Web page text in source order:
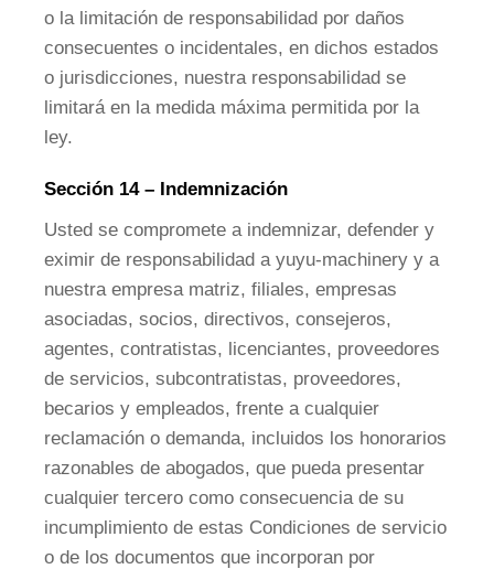
o la limitación de responsabilidad por daños
consecuentes o incidentales, en dichos estados
o jurisdicciones, nuestra responsabilidad se
limitará en la medida máxima permitida por la
ley.
Sección 14 – Indemnización
Usted se compromete a indemnizar, defender y
eximir de responsabilidad a yuyu-machinery y a
nuestra empresa matriz, filiales, empresas
asociadas, socios, directivos, consejeros,
agentes, contratistas, licenciantes, proveedores
de servicios, subcontratistas, proveedores,
becarios y empleados, frente a cualquier
reclamación o demanda, incluidos los honorarios
razonables de abogados, que pueda presentar
cualquier tercero como consecuencia de su
incumplimiento de estas Condiciones de servicio
o de los documentos que incorporan por